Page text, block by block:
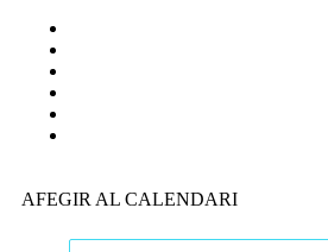
AFEGIR AL CALENDARI